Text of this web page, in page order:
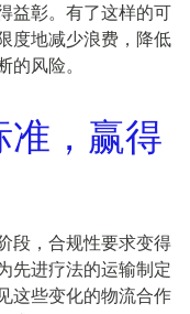
益彰。有了这样的可
度地减少浪费，降低
的风险。
准，赢得
段，合规性要求变得
先进疗法的运输制定
这些变化的物流合作